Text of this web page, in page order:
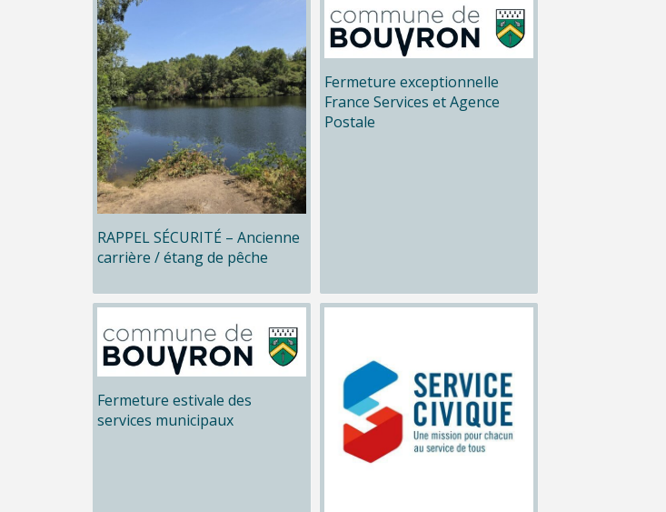
RAPPEL SÉCURITÉ – Ancienne
carrière / étang de pêche
Fermeture exceptionnelle
France Services et Agence
Postale
Fermeture estivale des
services municipaux